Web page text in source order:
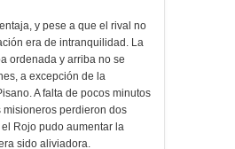
y pese a que el rival no
era de intranquilidad. La
ordenada y arriba no se
a excepción de la
A falta de pocos minutos
misioneros perdieron dos
el Rojo pudo aumentar la
sido aliviadora.